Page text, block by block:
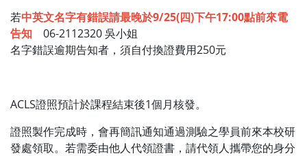
若中英文名字有錯誤請最晚於9/25(四)下午17:00點前來電
告知 06-2112320 吳小姐
名字錯誤逾期告知者，須自付換證費用250元
ACLS證照預計於課程結束後1個月核發。
證照製作完成時，會再簡訊通知通過測驗之學員前來本校研
發處領取。若需委由他人代領證書，請代領人攜帶您的身分